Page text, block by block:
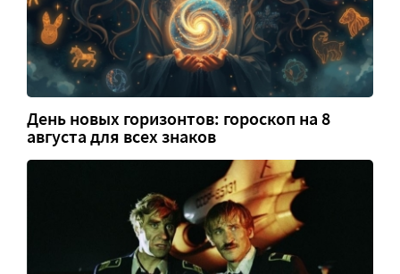
День новых горизонтов: гороскоп на 8
августа для всех знаков